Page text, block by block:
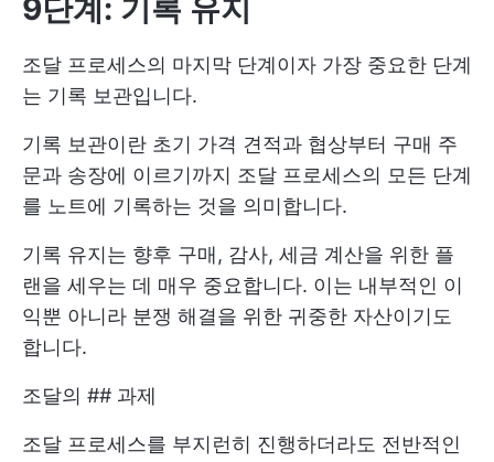
9단계: 기록 유지
조달 프로세스의 마지막 단계이자 가장 중요한 단계
는 기록 보관입니다.
기록 보관이란 초기 가격 견적과 협상부터 구매 주
문과 송장에 이르기까지 조달 프로세스의 모든 단계
를 노트에 기록하는 것을 의미합니다.
기록 유지는 향후 구매, 감사, 세금 계산을 위한 플
랜을 세우는 데 매우 중요합니다. 이는 내부적인 이
익뿐 아니라 분쟁 해결을 위한 귀중한 자산이기도
합니다.
조달의 ## 과제
조달 프로세스를 부지런히 진행하더라도 전반적인